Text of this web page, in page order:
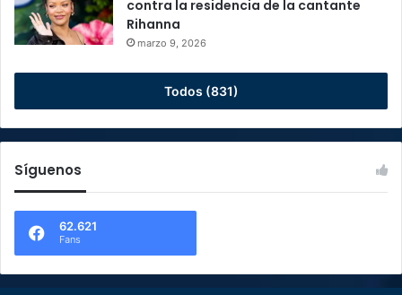
contra la residencia de la cantante
Rihanna
marzo 9, 2026
Todos (831)
Síguenos
62.621
Fans